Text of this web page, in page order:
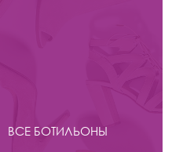
ВСЕ БОТИЛЬОНЫ